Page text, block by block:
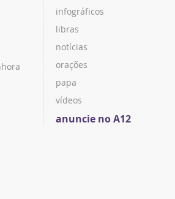
infográficos
libras
notícias
orações
papa
vídeos
anuncie no A12